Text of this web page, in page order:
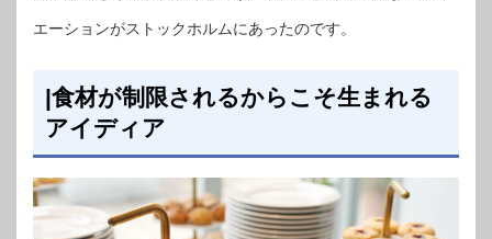
エーションがストックホルムにあったのです。
|食材が制限されるからこそ生まれる
アイディア